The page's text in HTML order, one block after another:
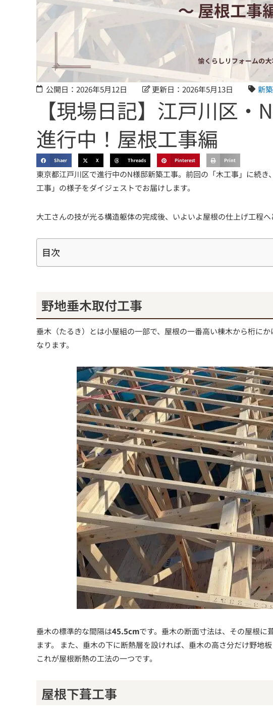
公開日：2026年5月12日 更新日：2026年5月13日 新
【現場日記】江戸川区
進行中！屋根工事編
Shaer X Threads Pinterest Print
東京都江戸川区で進行中のN様邸新築工事。前回の「木工事」に続
工事」の様子をダイジェストでお届けします。
大工さんの技が光る構造躯体の完成後、いよいよ屋根の仕上げ工程へ
目次
野地垂木取付工事
垂木（たるき）とは小屋組の一部で、屋根の一番高い棟木から桁に
なります。
垂木の標準的な間隔は45.5cmです。垂木の断面寸法は、その屋根に
ます。 また、垂木の下に断熱層を設ければ、垂木の高さ分だけ野地
これが屋根断熱の工法の一つです。
屋根下葺工事